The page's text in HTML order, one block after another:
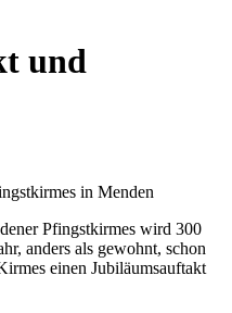
und
in Menden
Pfingstkirmes wird 300
anders als gewohnt, schon
einen Jubiläumsauftakt